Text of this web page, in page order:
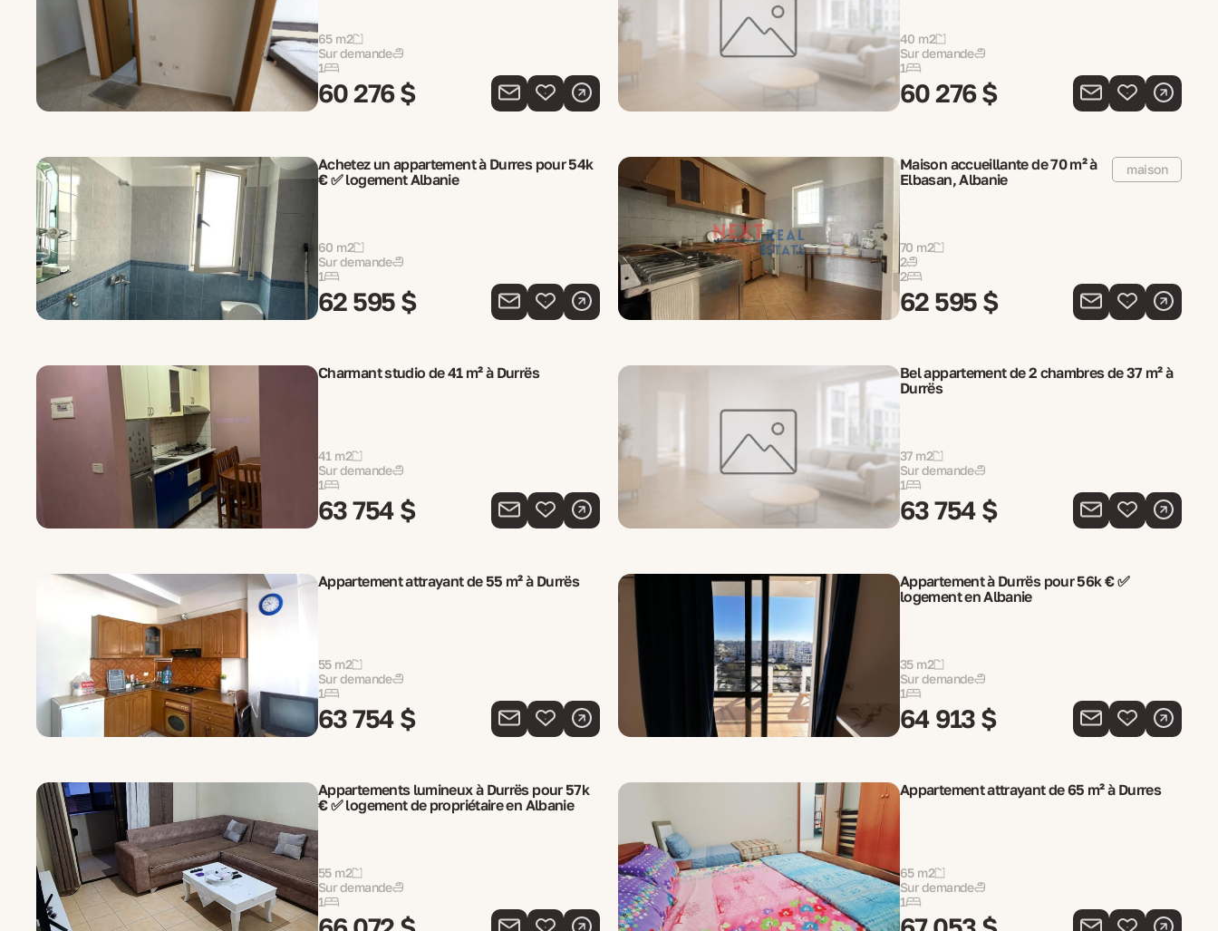
65 m2
Sur demande
1
60 276 $
40 m2
Sur demande
1
60 276 $
Achetez un appartement à Durres pour 54k
€ ✅ logement Albanie
60 m2
Sur demande
1
62 595 $
Maison accueillante de 70 m² à
Elbasan, Albanie
maison
70 m2
2
2
62 595 $
Charmant studio de 41 m² à Durrës
41 m2
Sur demande
1
63 754 $
Bel appartement de 2 chambres de 37 m² à
Durrës
37 m2
Sur demande
1
63 754 $
Appartement attrayant de 55 m² à Durrës
55 m2
Sur demande
1
63 754 $
Appartement à Durrës pour 56k € ✅
logement en Albanie
35 m2
Sur demande
1
64 913 $
Appartements lumineux à Durrës pour 57k
€ ✅ logement de propriétaire en Albanie
55 m2
Sur demande
1
Appartement attrayant de 65 m² à Durres
65 m2
Sur demande
1